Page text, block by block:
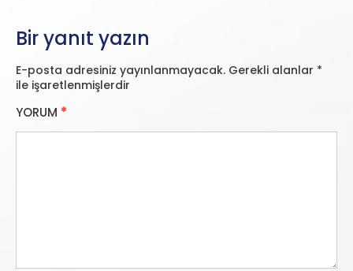
Bir yanıt yazın
E-posta adresiniz yayınlanmayacak. Gerekli alanlar *
ile işaretlenmişlerdir
YORUM *